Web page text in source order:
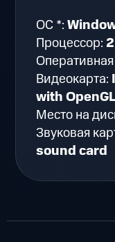
ОС *:
Процессор:
Видеокарта:
with
Место на
Звуковая
sound card